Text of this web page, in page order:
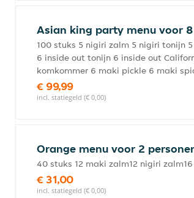
Asian king party menu voor
100 stuks 5 nigiri zalm 5 nigiri tonijn
6 inside out tonijn 6 inside out
komkommer 6 maki pickle 6 maki
€ 99,99
incl. statiegeld (€ 0,00)
Orange menu voor 2
40 stuks 12 maki zalm12 nigiri
€ 31,00
incl. statiegeld (€ 0,00)